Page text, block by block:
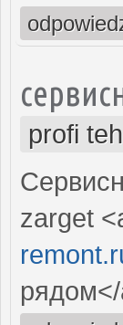
profi
zarget